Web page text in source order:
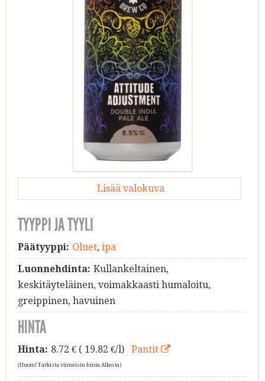
Lisää valokuva
TYYPPI JA TYYLI
Päätyyppi: Oluet, ipa
Luonnehdinta: Kullankeltainen,
keskitäyteläinen, voimakkaasti humaloitu,
greippinen, havuinen
HINTA
Hinta: 8.72 € ( 19.82 €/l) Pantit
(Huom! Tarkista viimeisin hinta Alkosta)